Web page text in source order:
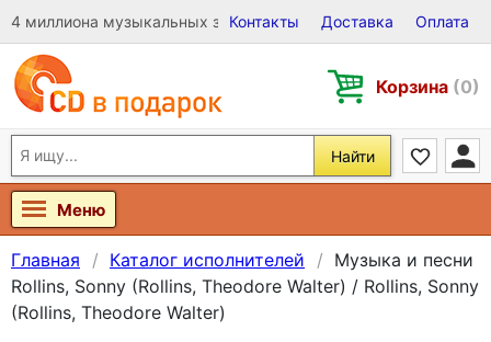
4 миллиона музыкальных записей на Виниле, CD и DVD
Контакты Доставка Оплата
Корзина (0)
Найти
Меню
Главная Каталог исполнителей
Музыка и песни
Rollins, Sonny (Rollins, Theodore Walter) / Rollins, Sonny
(Rollins, Theodore Walter)